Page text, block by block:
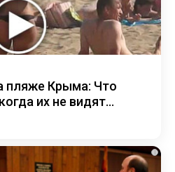
пляже Крыма: Что
их не видят...
i